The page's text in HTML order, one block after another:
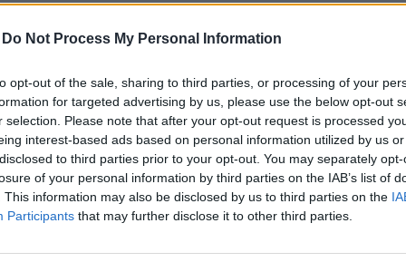
Do Not Process My Personal Information
opt-out of the sale, sharing to third parties, or processing of your
for targeted advertising by us, please use the below opt-out
selection. Please note that after your opt-out request is processed
interest-based ads based on personal information utilized by us
to third parties prior to your opt-out. You may separately
of your personal information by third parties on the IAB’s list of
This information may also be disclosed by us to third parties on the
Participants that may further disclose it to other third parties.
a leendő Fed-elnök szavai szerint ugyanis
jegybank eszközvásárlásai, amíg a növekedést nem
500 bő fél százalékos pluszban zárta a napot és a
végül a Nasdaq is emelkedni tudott. A Cisco
mínuszban is járt, miután a vállalat a vártnál
számokat közölt.
22:07 Megosztás Rekordszinten zárt a Dow Janet Yellen szavai